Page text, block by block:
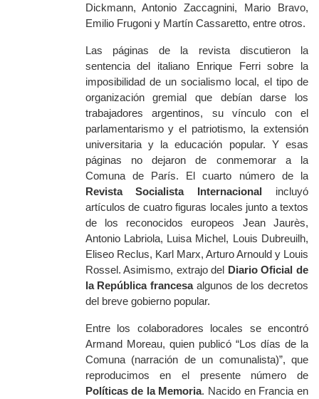
Dickmann, Antonio Zaccagnini, Mario Bravo,
Emilio Frugoni y Martín Cassaretto, entre otros.
Las páginas de la revista discutieron la
sentencia del italiano Enrique Ferri sobre la
imposibilidad de un socialismo local, el tipo de
organización gremial que debían darse los
trabajadores argentinos, su vínculo con el
parlamentarismo y el patriotismo, la extensión
universitaria y la educación popular. Y esas
páginas no dejaron de conmemorar a la
Comuna de París. El cuarto número de la
Revista Socialista Internacional incluyó
artículos de cuatro figuras locales junto a textos
de los reconocidos europeos Jean Jaurès,
Antonio Labriola, Luisa Michel, Louis Dubreuilh,
Eliseo Reclus, Karl Marx, Arturo Arnould y Louis
Rossel. Asimismo, extrajo del Diario Oficial de
la República francesaalgunos de los decretos
del breve gobierno popular.
Entre los colaboradores locales se encontró
Armand Moreau, quien publicó “Los días de la
Comuna (narración de un comunalista)”, que
reproducimos en el presente número de
Políticas de la Memoria. Nacido en Francia en